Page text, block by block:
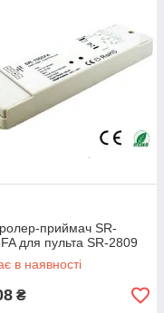
приймач SR-
для пульта SR-2809
в наявності
₴